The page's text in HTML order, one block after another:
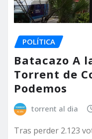
POLÍTICA
Batacazo A
Torrent de
Podemos
torrent al dia
Tras perder 2.123